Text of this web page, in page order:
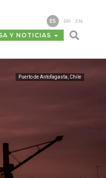
ES BR EN
Y NOTICIAS
Puerto de Antofagasta, Chile